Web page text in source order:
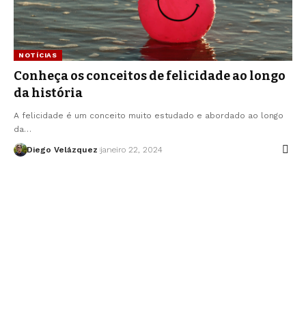
NOTÍCIAS
Conheça os conceitos de felicidade ao longo
da história
A felicidade é um conceito muito estudado e abordado ao longo
da…
Diego Velázquez janeiro 22, 2024